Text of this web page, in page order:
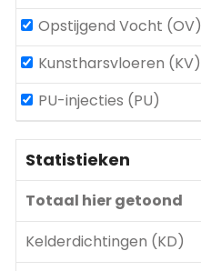
Opstijgend Vocht (OV)
Kunstharsvloeren (KV)
PU-injecties (PU)
Statistieken
Totaal hier getoond
Kelderdichtingen (KD)